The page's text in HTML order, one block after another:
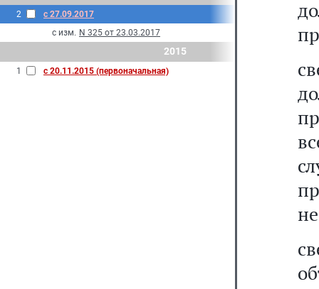
2
с 27.09.2017
с изм. N 325 от 23.03.2017
2015
1 с 20.11.2015 (первоначальная)